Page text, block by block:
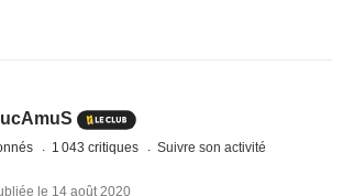
1 043 critiques Suivre son activité
le 14 août 2020